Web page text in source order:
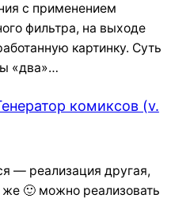
с применением
фильтра, на выходе
картинку. Суть
«два»…
комиксов (v.
— реализация другая,
же 🙂 можно реализовать